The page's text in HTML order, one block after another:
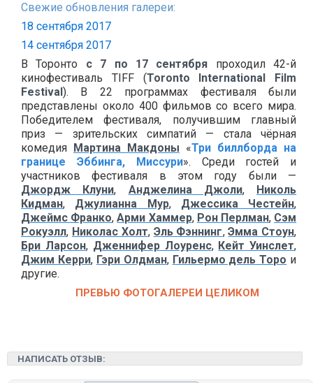
Свежие обновления галереи:
18 сентября 2017
14 сентября 2017
В Торонто с 7 по 17 сентября проходил 42-й
кинофестиваль TIFF (Toronto International Film
Festival). В 22 программах фестиваля были
представлены около 400 фильмов со всего мира.
Победителем фестиваля, получившим главный
приз — зрительских симпатий — стала чёрная
комедия Мартина Макдоны «Три биллборда на
границе Эббинга, Миссури». Среди гостей и
участников фестиваля в этом году были —
Джордж Клуни, Анджелина Джоли, Николь
Кидман, Джулианна Мур, Джессика Честейн,
Джеймс Франко,Арми Хаммер, Рон Перлман, Сэм
Рокуэлл, Николас Холт, Эль Фэннинг,Эмма Стоун,
Бри Ларсон, Дженнифер Лоуренс, Кейт Уинслет,
Джим Керри, Гэри Олдман, Гильермо дель Торо и
другие.
ПРЕВЬЮ ФОТОГАЛЕРЕИ ЦЕЛИКОМ
НАПИСАТЬ ОТЗЫВ: